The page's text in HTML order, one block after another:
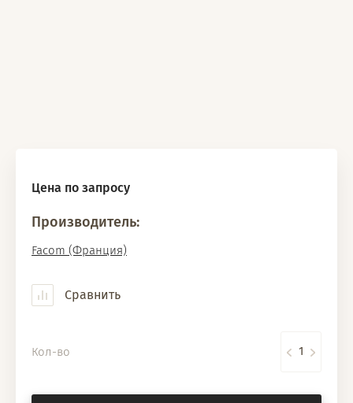
Цена по запросу
Производитель:
Facom (Франция)
Сравнить
Кол-во